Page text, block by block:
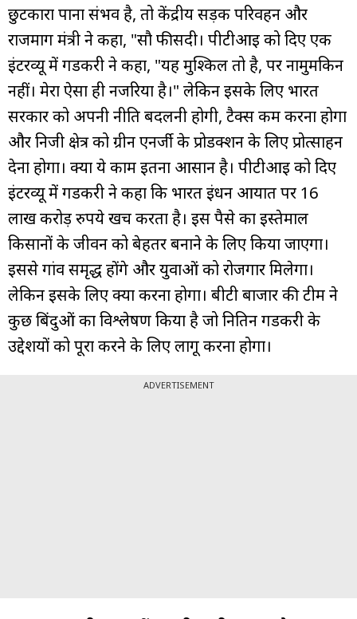
छुटकारा पाना संभव है, तो केंद्रीय सड़क परिवहन और
राजमार्ग मंत्री ने कहा, "सौ फीसदी। पीटीआई को दिए एक
इंटरव्यू में गडकरी ने कहा, "यह मुश्किल तो है, पर नामुमकिन
नहीं। मेरा ऐसा ही नजरिया है।" लेकिन इसके लिए भारत
सरकार को अपनी नीति बदलनी होगी, टैक्स कम करना होगा
और निजी क्षेत्र को ग्रीन एनर्जी के प्रोडक्शन के लिए प्रोत्साहन
देना होगा। क्या ये काम इतना आसान है। पीटीआई को दिए
इंटरव्यू में गडकरी ने कहा कि भारत ईंधन आयात पर 16
लाख करोड़ रुपये खर्च करता है। इस पैसे का इस्तेमाल
किसानों के जीवन को बेहतर बनाने के लिए किया जाएगा।
इससे गांव समृद्ध होंगे और युवाओं को रोजगार मिलेगा।
लेकिन इसके लिए क्या करना होगा। बीटी बाजार की टीम ने
कुछ बिंदुओं का विश्लेषण किया है जो नितिन गडकरी के
उद्देशयों को पूरा करने के लिए लागू करना होगा।
ADVERTISEMENT